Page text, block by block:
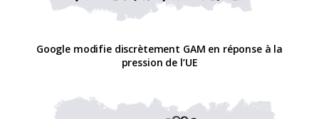
Google modifie discrètement GAM en réponse à la
pression de l’UE